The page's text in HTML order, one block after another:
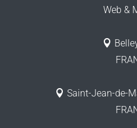
Web &
Saint-Jean-de-